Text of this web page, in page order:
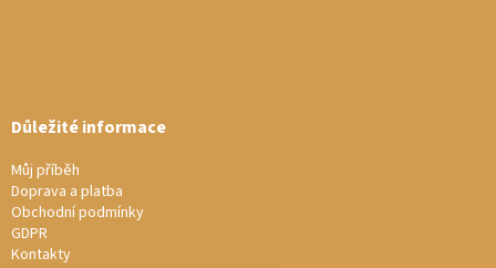
Důležité informace
Můj příběh
Doprava a platba
Obchodní podmínky
GDPR
Kontakty